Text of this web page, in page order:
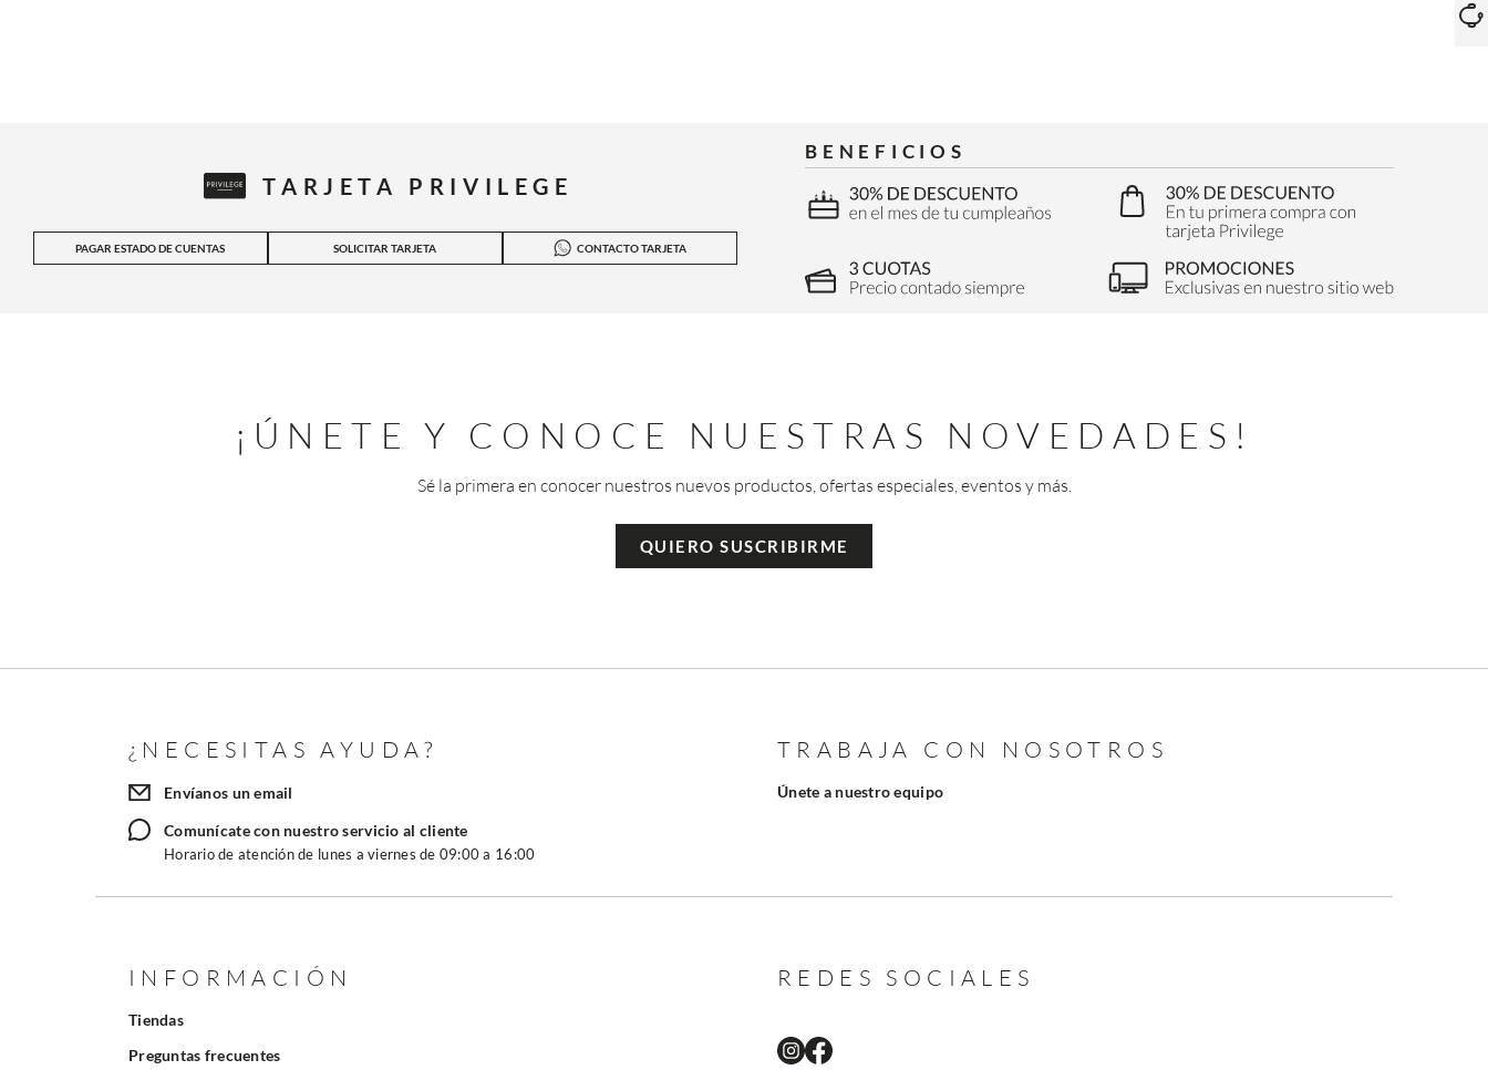
TARJETA PRIVILEGE
PAGAR ESTADO DE CUENTAS SOLICITAR TARJETA CONTACTO TARJETA
BENEFICIOS
¡ÚNETE Y CONOCE NUESTRAS NOVEDADES!
Sé la primera en conocer nuestros nuevos productos, ofertas especiales, eventos y más.
QUIERO SUSCRIBIRME
¿NECESITAS AYUDA?
Envíanos un email
Comunícate con nuestro servicio al cliente
Horario de atención de lunes a viernes de 09:00 a 16:00
TRABAJA CON NOSOTROS
Únete a nuestro equipo
INFORMACIÓN
Tiendas
Preguntas frecuentes
REDES SOCIALES